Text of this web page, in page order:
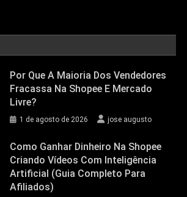
Por Que A Maioria Dos Vendedores
Fracassa Na Shopee E Mercado
Livre?
1 de agosto de 2026 jose augusto
Como Ganhar Dinheiro Na Shopee
Criando Vídeos Com Inteligência
Artificial (Guia Completo Para
Afiliados)